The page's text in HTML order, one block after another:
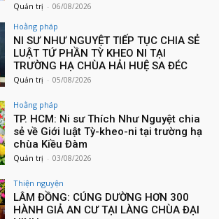
Quản trị - 06/08/2026
Hoằng pháp
NI SƯ NHƯ NGUYỆT TIẾP TỤC CHIA SẺ
LUẬT TỨ PHẦN TỲ KHEO NI TẠI
TRƯỜNG HẠ CHÙA HẢI HUỆ SA ĐÉC
Quản trị - 05/08/2026
Hoằng pháp
TP. HCM: Ni sư Thích Như Nguyệt chia
sẻ về Giới luật Tỳ-kheo-ni tại trường hạ
chùa Kiều Đàm
Quản trị - 03/08/2026
Thiện nguyện
LÂM ĐỒNG: CÚNG DƯỜNG HƠN 300
HÀNH GIẢ AN CƯ TẠI LÀNG CHÙA ĐẠI